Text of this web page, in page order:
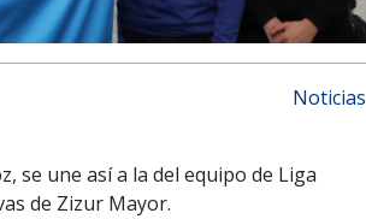
Noticias
se une así a la del equipo de Liga
de Zizur Mayor.